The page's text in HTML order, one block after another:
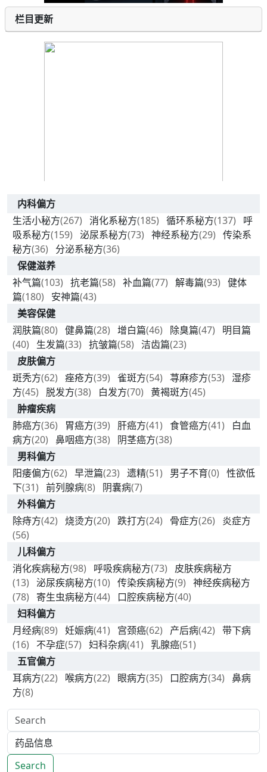
栏目更新
内科偏方
生活小秘方(267) 消化系秘方(185) 循环系秘方(137)
呼
吸系秘方(159) 泌尿系秘方(73) 神经系秘方(29) 传染系
秘方(36) 分泌系秘方(36)
保健滋养
补气篇(103) 抗老篇(58) 补血篇(77) 解毒篇(93) 健体
篇(180) 安神篇(43)
美容保健
润肤篇(80) 健鼻篇(28) 增白篇(46) 除臭篇(47)
明目篇
(40)
生发篇(33) 抗皱篇(58) 洁齿篇(23)
皮肤偏方
斑秃方(62) 痤疮方(39) 雀斑方(54) 荨麻疹方(53)
湿疹
方(45) 脱发方(38) 白发方(70) 黄褐斑方(45)
肿瘤疾病
肺癌方(36) 胃癌方(39) 肝癌方(41) 食管癌方(41)
白血
病方(20) 鼻咽癌方(38) 阴茎癌方(38)
男科偏方
阳痿偏方(62) 早泄篇(23) 遗精(51) 男子不育(0) 性欲低
下(31) 前列腺病(8) 阴囊病(7)
外科偏方
除痔方(42) 烧烫方(20) 跌打方(24) 骨症方(26)
炎症方
(56)
儿科偏方
消化疾病秘方(98) 呼吸疾病秘方(73)
皮肤疾病秘方
(13) 泌尿疾病秘方(10) 传染疾病秘方(9) 神经疾病秘方
(78)
寄生虫病秘方(44) 口腔疾病秘方(40)
妇科偏方
月经病(89) 妊娠病(41) 宫颈癌(62) 产后病(42) 带下病
(16)
不孕症(57) 妇科杂病(41) 乳腺癌(51)
五官偏方
耳病方(22) 喉病方(22) 眼病方(35) 口腔病方(34) 鼻病
方(8)
Search